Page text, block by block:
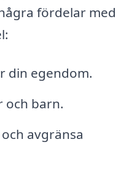
fördelar med
din egendom.
och barn.
avgränsa